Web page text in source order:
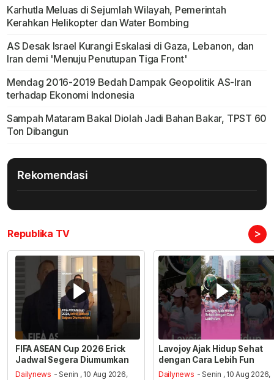
Karhutla Meluas di Sejumlah Wilayah, Pemerintah
Kerahkan Helikopter dan Water Bombing
AS Desak Israel Kurangi Eskalasi di Gaza, Lebanon, dan
Iran demi 'Menuju Penutupan Tiga Front'
Mendag 2016-2019 Bedah Dampak Geopolitik AS-Iran
terhadap Ekonomi Indonesia
Sampah Mataram Bakal Diolah Jadi Bahan Bakar, TPST 60
Ton Dibangun
Rekomendasi
Republika TV >
FIFA ASEAN Cup 2026 Erick
Jadwal Segera Diumumkan
Dailynews - Senin , 10 Aug 2026,
Lavojoy Ajak Hidup Sehat
dengan Cara Lebih Fun
Dailynews - Senin , 10 Aug 2026,